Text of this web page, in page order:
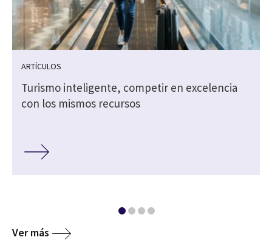
ARTÍCULOS
Turismo inteligente, competir en excelencia
con los mismos recursos
Ver más